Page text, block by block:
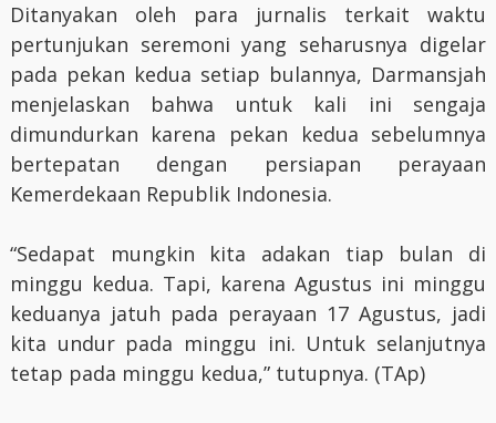
Ditanyakan oleh para jurnalis terkait waktu
pertunjukan seremoni yang seharusnya digelar
pada pekan kedua setiap bulannya, Darmansjah
menjelaskan bahwa untuk kali ini sengaja
dimundurkan karena pekan kedua sebelumnya
bertepatan dengan persiapan perayaan
Kemerdekaan Republik Indonesia.
“Sedapat mungkin kita adakan tiap bulan di
minggu kedua. Tapi, karena Agustus ini minggu
keduanya jatuh pada perayaan 17 Agustus, jadi
kita undur pada minggu ini. Untuk selanjutnya
tetap pada minggu kedua,” tutupnya. (TAp)